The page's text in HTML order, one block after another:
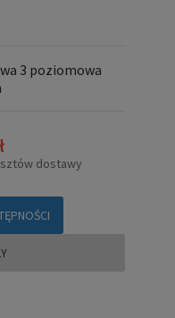
3 poziomowa
dostawy